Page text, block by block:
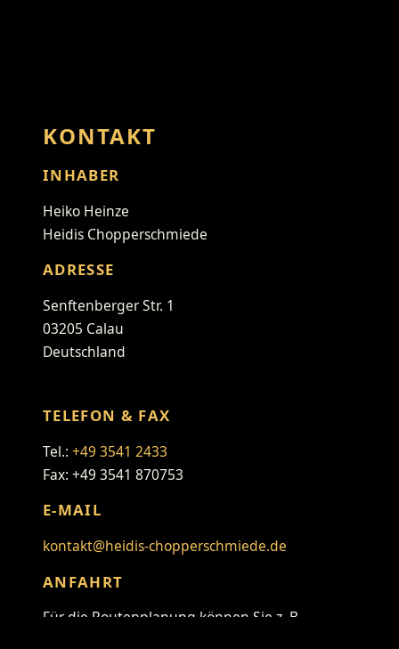
KONTAKT
INHABER
Heiko Heinze
Heidis Chopperschmiede
ADRESSE
Senftenberger Str. 1
03205 Calau
Deutschland
TELEFON & FAX
Tel.: +49 3541 2433
Fax: +49 3541 870753
E-MAIL
kontakt@heidis-chopperschmiede.de
ANFAHRT
Für die Routenplanung können Sie z. B.